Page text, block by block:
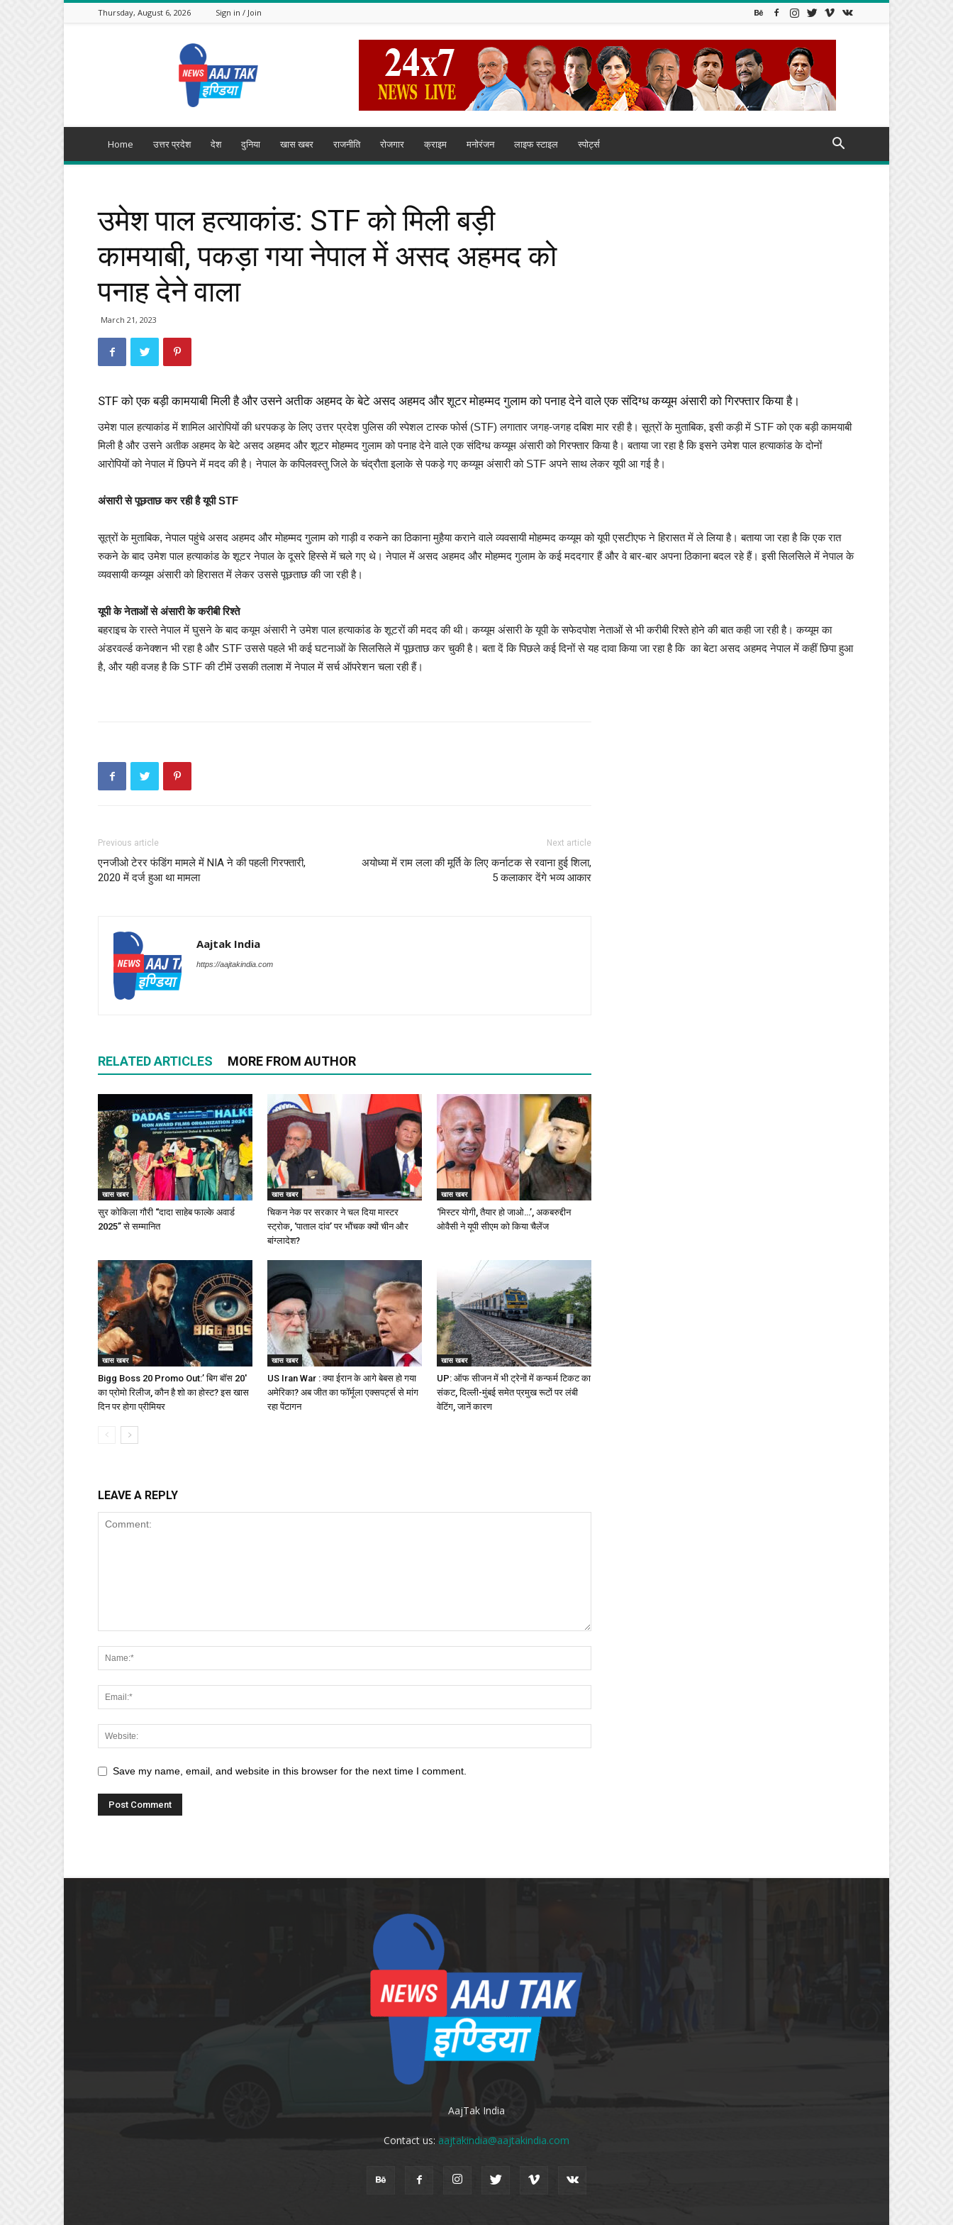
Thursday, August 6, 2026 Sign in / Join
India
Home उत्तर प्रदेश देश दुनिया खास खबर राजनीति रोजगार क्राइम मनोरंजन लाइफ स्टाइल स्पोर्ट्स
उमेश पाल हत्याकांड: STF को मिली बड़ी
कामयाबी, पकड़ा गया नेपाल में असद अहमद को
पनाह देने वाला
March 21, 2023
STF को एक बड़ी कामयाबी मिली है और उसने अतीक अहमद के बेटे असद अहमद और शूटर मोहम्मद गुलाम को पनाह देने वाले एक संदिग्‍ध कय्यूम अंसारी को गिरफ्तार किया है।
उमेश पाल हत्‍याकांड में शामिल आरोपियों की धरपकड़ के लिए उत्तर प्रदेश पुलिस की स्पेशल टास्क फोर्स (STF) लगातार जगह-जगह दबिश मार रही है। सूत्रों के मुताबिक, इसी कड़ी में STF को एक बड़ी कामयाबी
मिली है और उसने अतीक अहमद के बेटे असद अहमद और शूटर मोहम्मद गुलाम को पनाह देने वाले एक संदिग्‍ध कय्यूम अंसारी को गिरफ्तार किया है। बताया जा रहा है कि इसने उमेश पाल हत्याकांड के दोनों
आरोपियों को नेपाल में छिपने में मदद की है। नेपाल के कपिलवस्‍तु जिले के चंद्रौता इलाके से पकड़े गए कय्यूम अंसारी को STF अपने साथ लेकर यूपी आ गई है।
अंसारी से पूछताछ कर रही है यूपी STF
सूत्रों के मुताबिक, नेपाल पहुंचे असद अहमद और मोहम्मद गुलाम को गाड़ी व रुकने का ठिकाना मुहैया कराने वाले व्यवसायी मोहम्मद कय्यूम को यूपी एसटीएफ ने हिरासत में ले लिया है। बताया जा रहा है कि एक रात
रुकने के बाद उमेश पाल हत्याकांड के शूटर नेपाल के दूसरे हिस्से में चले गए थे। नेपाल में असद अहमद और मोहम्मद गुलाम के कई मददगार हैं और वे बार-बार अपना ठिकाना बदल रहे हैं। इसी सिलसिले में नेपाल के
व्यवसायी कय्यूम अंसारी को हिरासत में लेकर उससे पूछताछ की जा रही है।
यूपी के नेताओं से अंसारी के करीबी रिश्ते
बहराइच के रास्ते नेपाल में घुसने के बाद कयूम अंसारी ने उमेश पाल हत्याकांड के शूटरों की मदद की थी। कय्यूम अंसारी के यूपी के सफेदपोश नेताओं से भी करीबी रिश्ते होने की बात कही जा रही है। कय्यूम का
अंडरवर्ल्ड कनेक्शन भी रहा है और STF उससे पहले भी कई घटनाओं के सिलसिले में पूछताछ कर चुकी है। बता दें कि पिछले कई दिनों से यह दावा किया जा रहा है कि का बेटा असद अहमद नेपाल में कहीं छिपा हुआ
है, और यही वजह है कि STF की टीमें उसकी तलाश में नेपाल में सर्च ऑपरेशन चला रही हैं।
Previous article
एनजीओ टेरर फंडिंग मामले में NIA ने की पहली गिरफ्तारी,
2020 में दर्ज हुआ था मामला
Next article
अयोध्या में राम लला की मूर्ति के लिए कर्नाटक से रवाना हुई शिला,
5 कलाकार देंगे भव्य आकार
Aajtak India
https://aajtakindia.com
RELATED ARTICLES MORE FROM AUTHOR
खास खबर
सुर कोकिला गौरी “दादा साहेब फाल्के अवार्ड
2025” से सम्मानित
खास खबर
चिकन नेक पर सरकार ने चल दिया मास्टर
स्ट्रोक, ‘पाताल दांव’ पर भौंचक क्यों चीन और
बांग्लादेश?
खास खबर
‘मिस्टर योगी, तैयार हो जाओ…’, अकबरुद्दीन
ओवैसी ने यूपी सीएम को किया चैलेंज
खास खबर
Bigg Boss 20 Promo Out:’ बिग बॉस 20′
का प्रोमो रिलीज, कौन है शो का होस्ट? इस खास
दिन पर होगा प्रीमियर
खास खबर
US Iran War : क्या ईरान के आगे बेबस हो गया
अमेरिका? अब जीत का फॉर्मूला एक्सपर्ट्स से मांग
रहा पेंटागन
खास खबर
UP: ऑफ सीजन में भी ट्रेनों में कन्फर्म टिकट का
संकट, दिल्ली-मुंबई समेत प्रमुख रूटों पर लंबी
वेटिंग, जानें कारण
LEAVE A REPLY
Save my name, email, and website in this browser for the next time I comment.
AajTak India
Contact us: aajtakindia@aajtakindia.com